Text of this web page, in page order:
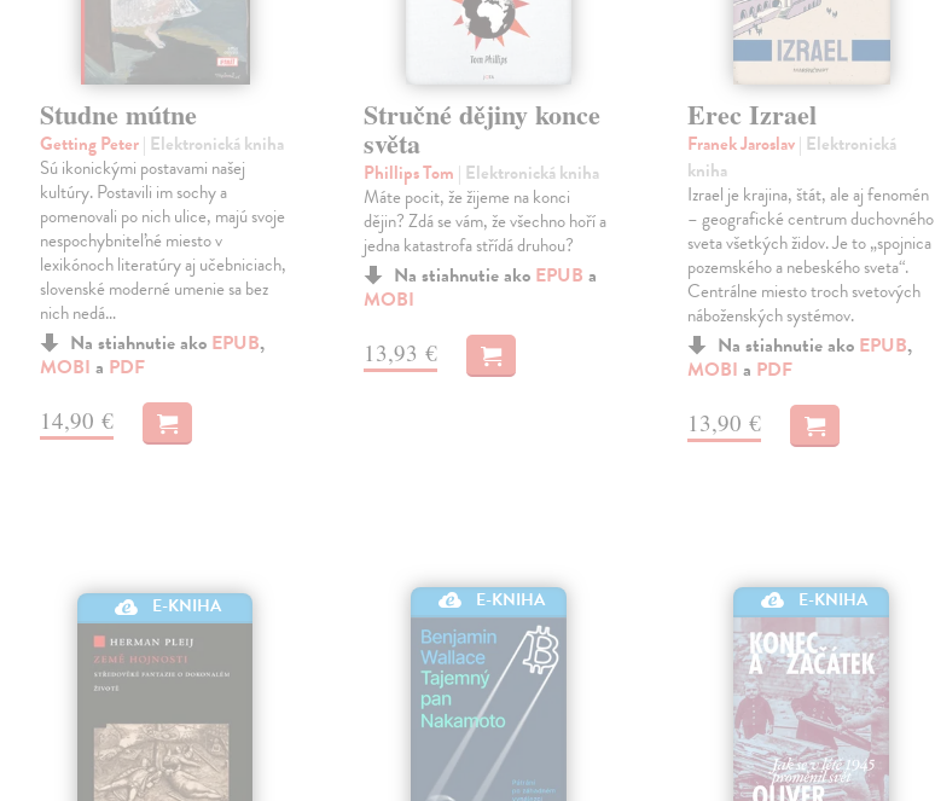
Studne mútne
Getting Peter| Elektronická kniha
Sú ikonickými postavami našej
kultúry. Postavili im sochy a
pomenovali po nich ulice, majú svoje
nespochybniteľné miesto v
lexikónoch literatúry aj učebniciach,
slovenské moderné umenie sa bez
nich nedá…
Na stiahnutie ako EPUB,
MOBI a PDF
14,90 €
Stručné dějiny konce
světa
Phillips Tom | Elektronická kniha
Máte pocit, že žijeme na konci
dějin? Zdá se vám, že všechno hoří a
jedna katastrofa střídá druhou?
Na stiahnutie ako EPUB a
MOBI
13,93 €
Erec Izrael
Franek Jaroslav| Elektronická
kniha
Izrael je krajina, štát, ale aj fenomén
– geografické centrum duchovného
sveta všetkých židov. Je to „spojnica
pozemského a nebeského sveta“.
Centrálne miesto troch svetových
náboženských systémov.
Na stiahnutie ako EPUB,
MOBI a PDF
13,90 €
E-KNIHA E-KNIHA E-KNIHA